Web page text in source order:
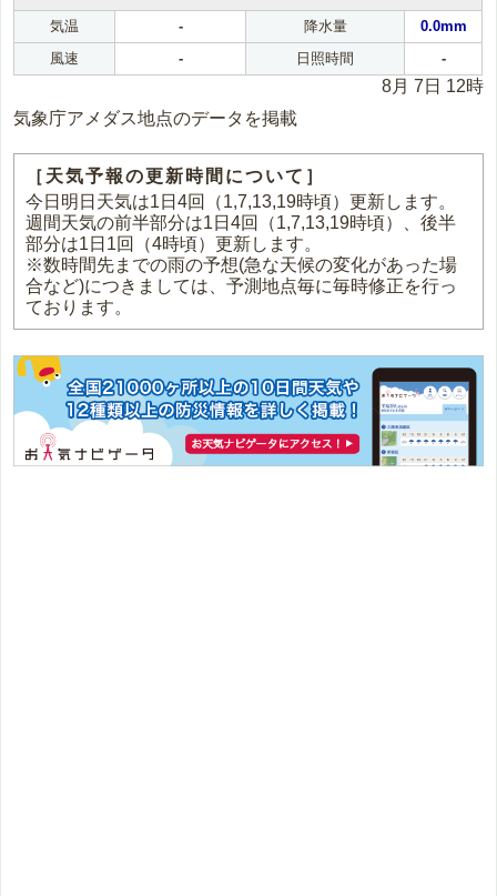
気温 - 降水量
0.0mm
風速
- 日照時間 -
8月 7日 12時
気象庁アメダス地点のデータを掲載
［天気予報の更新時間について］
今日明日天気は1日4回（1,7,13,19時頃）更新します。
週間天気の前半部分は1日4回（1,7,13,19時頃）、後半
部分は1日1回（4時頃）更新します。
※数時間先までの雨の予想(急な天候の変化があった場
合など)につきましては、予測地点毎に毎時修正を行っ
ております。